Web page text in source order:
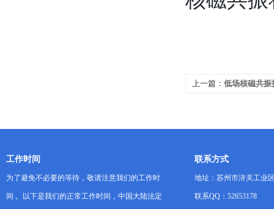
上一篇： 低场核磁共振
工作时间
为了避免不必要的等待，敬请注意我们的工作时
间 。以下是我们的正常工作时间，中国大陆法定
联系方式
地址：苏州市浒关工业
联系QQ：52653178